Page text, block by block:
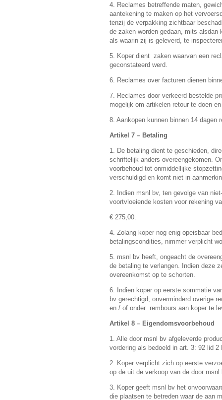
4. Reclames betreffende maten,
aantekening te maken op het
tenzij de verpakking zichtbaar
de zaken worden gedaan, mits
als waarin zij is geleverd, te
5. Koper dient zaken waarvan een
geconstateerd werd.
6. Reclames over facturen dienen
7. Reclames door verkeerd bestelde
mogelijk om artikelen retour te doen
8. Aankopen kunnen binnen 14 dagen
Artikel 7 – Betaling
1. De betaling dient te geschieden,
schriftelijk anders overeengekomen.
voorbehoud tot onmiddellijke
verschuldigd en komt niet in
2. Indien msnl bv, ten gevolge van
voortvloeiende kosten voor rekening
€ 275,00.
4. Zolang koper nog enig opeisbaar
betalingscondities, nimmer verplicht
5. msnl bv heeft, ongeacht de
de betaling te verlangen. Indien deze
overeenkomst op te schorten.
6. Indien koper op eerste sommatie
bv gerechtigd, onverminderd overige
en / of onder rembours aan koper te
Artikel 8 – Eigendomsvoorbehoud
1. Alle door msnl bv afgeleverde
vordering als bedoeld in art. 3: 92 lid 2
2. Koper verplicht zich op eerste
op de uit de verkoop van de door
3. Koper geeft msnl bv het
die plaatsen te betreden waar de aan